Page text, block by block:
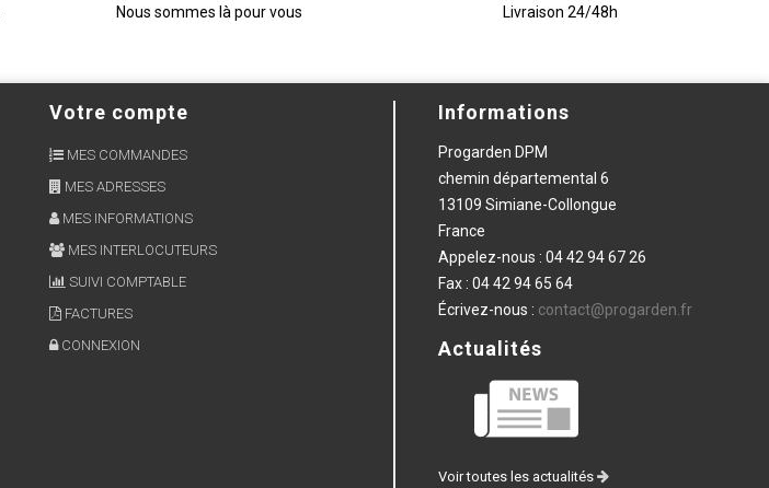
Nous sommes là pour vous Livraison 24/48h
Votre compte
MES COMMANDES
MES ADRESSES
MES INFORMATIONS
MES INTERLOCUTEURS
SUIVI COMPTABLE
FACTURES
CONNEXION
Informations
Progarden DPM
chemin départemental 6
13109 Simiane-Collongue
France
Appelez-nous : 04 42 94 67 26
Fax : 04 42 94 65 64
Écrivez-nous : contact@progarden.fr
Actualités
Voir toutes les actualités